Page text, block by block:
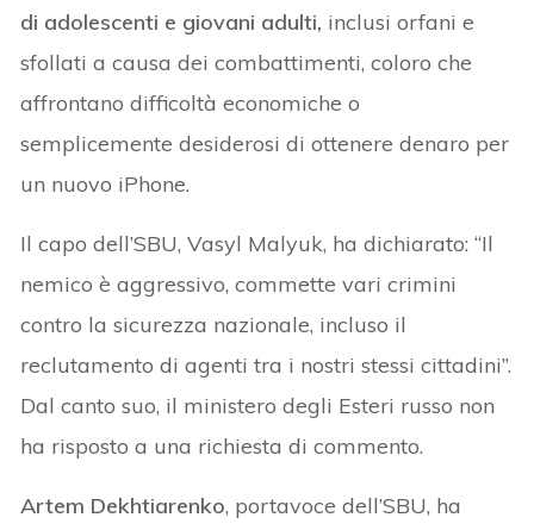
di adolescenti e giovani adulti, inclusi orfani e
sfollati a causa dei combattimenti, coloro che
affrontano difficoltà economiche o
semplicemente desiderosi di ottenere denaro per
un nuovo iPhone.
Il capo dell’SBU, Vasyl Malyuk, ha dichiarato: “Il
nemico è aggressivo, commette vari crimini
contro la sicurezza nazionale, incluso il
reclutamento di agenti tra i nostri stessi cittadini”.
Dal canto suo, il ministero degli Esteri russo non
ha risposto a una richiesta di commento.
Artem Dekhtiarenko, portavoce dell’SBU, ha